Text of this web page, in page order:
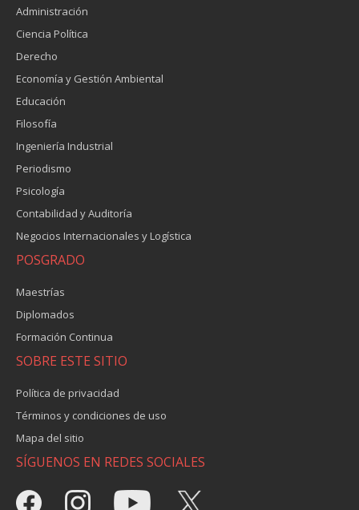
Administración
Ciencia Política
Derecho
Economía y Gestión Ambiental
Educación
Filosofía
Ingeniería Industrial
Periodismo
Psicología
Contabilidad y Auditoría
Negocios Internacionales y Logística
POSGRADO
Maestrías
Diplomados
Formación Continua
SOBRE ESTE SITIO
Política de privacidad
Términos y condiciones de uso
Mapa del sitio
SÍGUENOS EN REDES SOCIALES